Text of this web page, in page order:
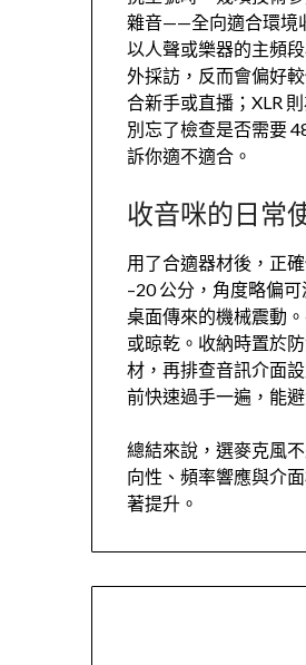
雜音——全向適合環境
以人聲或樂器的主頻
外採訪，反而會偏好
合新手或直播；XLR
別忘了檢查是否需要
訴你適不適合。
收音咪的日常
用了合適器材後，正
–20 公分，角度略偏
桌面傳來的機械震動
或晾乾。收納時置於
材，再排查音訊介面
前快速過手一遍，能
總結來說，選麥克風
向性、頻率響應與介
著提升。